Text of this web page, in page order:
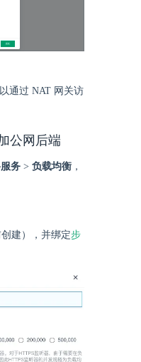
通过 NAT 网关访
公网后端
务 > 负载均衡 ，
建），并绑定步